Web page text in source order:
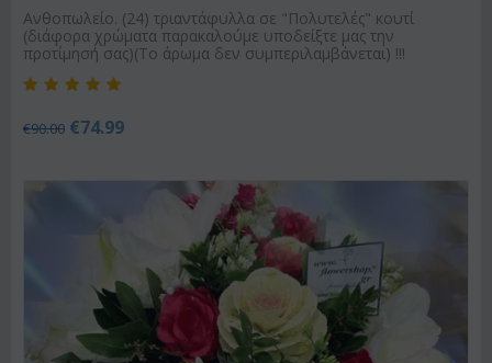
Ανθοπωλείο. (24) τριαντάφυλλα σε "Πολυτελές" κουτί
(διάφορα χρώματα παρακαλούμε υποδείξτε μας την
προτίμησή σας)(Το άρωμα δεν συμπεριλαμβάνεται) !!!
€90.00 €74.99